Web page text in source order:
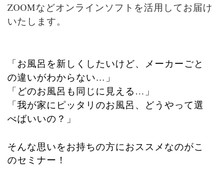
ZOOMなどオンラインソフトを活用してお届け
いたします。
「お風呂を新しくしたいけど、メーカーごと
の違いがわからない…」
「どのお風呂も同じに見える…」
「我が家にピッタリのお風呂、どうやって選
べばいいの？」
そんな思いをお持ちの方におススメなのがこ
のセミナー！